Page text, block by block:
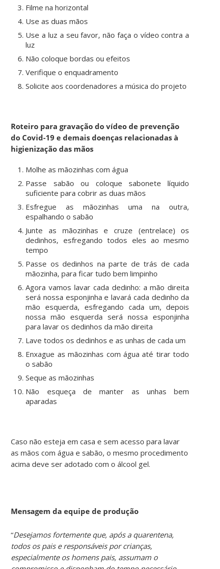
Filme na horizontal
Use as duas mãos
Use a luz a seu favor, não faça o vídeo contra a
luz
Não coloque bordas ou efeitos
Verifique o enquadramento
Solicite aos coordenadores a música do projeto
Roteiro para gravação do vídeo de prevenção
do Covid-19 e demais doenças relacionadas à
higienização das mãos
Molhe as mãozinhas com água
Passe sabão ou coloque sabonete líquido
suficiente para cobrir as duas mãos
Esfregue as mãozinhas uma na outra,
espalhando o sabão
Junte as mãozinhas e cruze (entrelace) os
dedinhos, esfregando todos eles ao mesmo
tempo
Passe os dedinhos na parte de trás de cada
mãozinha, para ficar tudo bem limpinho
Agora vamos lavar cada dedinho: a mão direita
será nossa esponjinha e lavará cada dedinho da
mão esquerda, esfregando cada um, depois
nossa mão esquerda será nossa esponjinha
para lavar os dedinhos da mão direita
Lave todos os dedinhos e as unhas de cada um
Enxague as mãozinhas com água até tirar todo
o sabão
Seque as mãozinhas
Não esqueça de manter as unhas bem
aparadas
Caso não esteja em casa e sem acesso para lavar
as mãos com água e sabão, o mesmo procedimento
acima deve ser adotado com o álcool gel.
Mensagem da equipe de produção
“Desejamos fortemente que, após a quarentena,
todos os pais e responsáveis por crianças,
especialmente os homens pais, assumam o